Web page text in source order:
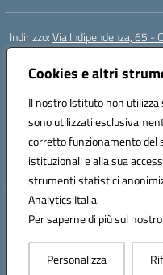
Cookies e altri
Il nostro Istituto non
sono utilizzati
corretto funzionamento del
istituzionali e alla sua
strumenti statistici
Analytics Italia.
Per saperne di più sul
Personalizza
Indirizzo:Via Indipendenza, 65 -
Centralino:
Posta elettronica certificata
Codice fiscale: 90015720718
Codice meccanografico:
Codice Indice delle Pubbliche
Codice unico di fatturazione
Hosting &
Concept &